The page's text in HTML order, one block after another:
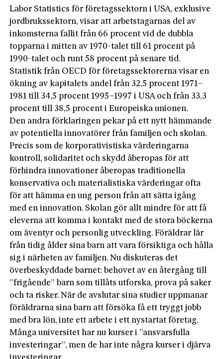
Labor Statistics för företagssektorn i USA, exklusive
jordbrukssektorn, visar att arbetstagarnas del av
inkomsterna fallit från 66 procent vid de dubbla
topparna i mitten av 1970-talet till 61 procent på
1990-talet och runt 58 procent på senare tid.
Statistik från OECD för företagssektorerna visar en
ökning av kapitalets andel från 32,5 procent 1971–
1981 till 34,5 procent 1995–1997 i USA och från 33,3
procent till 38,5 procent i Europeiska unionen.
Den andra förklaringen pekar på ett nytt hämmande
av potentiella innovatörer från familjen och skolan.
Precis som de korporativistiska värderingarna
kontroll, solidaritet och skydd åberopas för att
förhindra innovationer åberopas traditionella
konservativa och materialistiska värderingar ofta
för att hämma en ung person från att sätta igång
med en innovation. Skolan gör allt mindre för att få
eleverna att komma i kontakt med de stora böckerna
om äventyr och personlig utveckling. Föräldrar lär
från tidig ålder sina barn att vara försiktiga och hålla
sig i närheten av familjen. Nu diskuteras det
överbeskyddade barnet: behovet av en återgång till
”frigående” barn som tillåts utforska, prova på saker
och ta risker. När de avslutar sina studier uppmanar
föräldrarna sina barn att försöka få ett tryggt jobb
med bra lön, inte ett arbete i ett nystartat företag.
Många universitet har nu kurser i ”ansvarsfulla
investeringar”, men de har inte några kurser i djärva